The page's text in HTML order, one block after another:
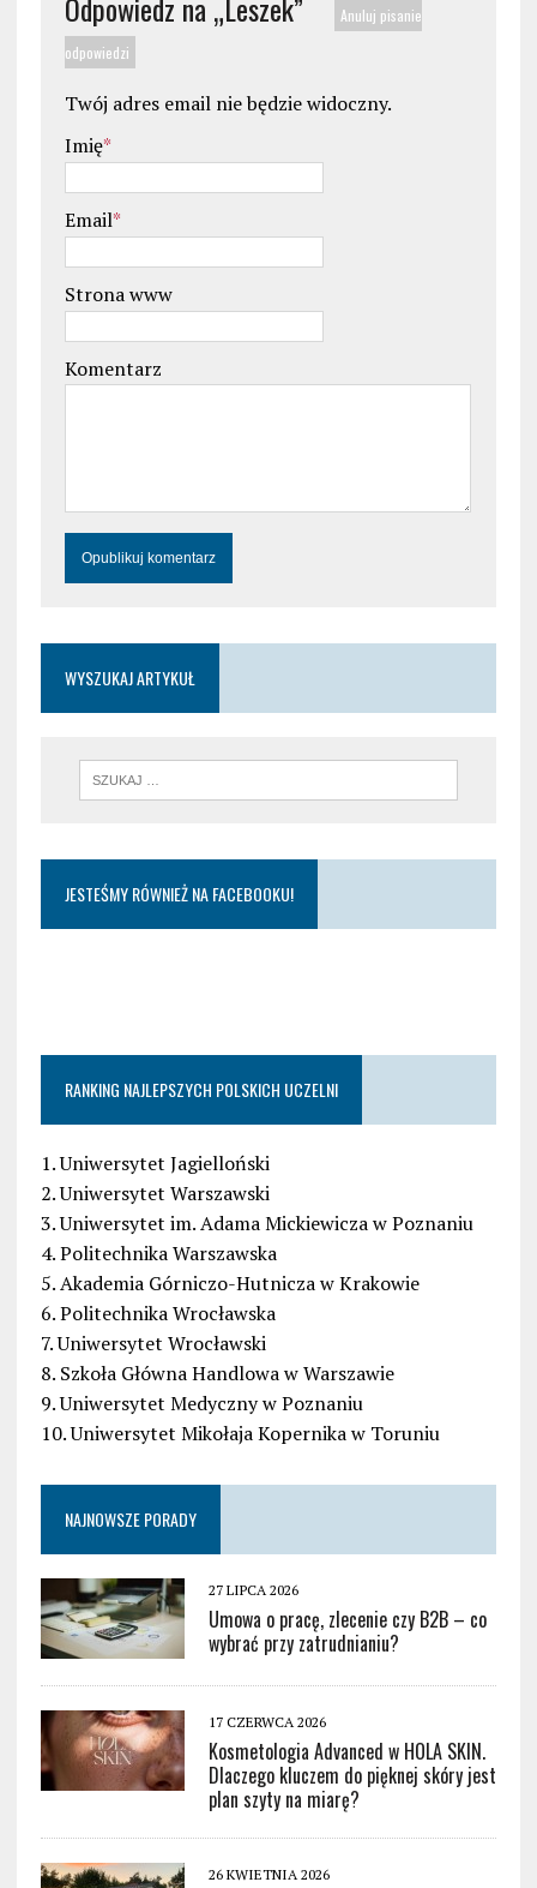
Anuluj pisanie
odpowiedzi
Twój adres email nie będzie widoczny.
Imię*
Email*
Strona www
Komentarz
WYSZUKAJ ARTYKUŁ
JESTEŚMY RÓWNIEŻ NA FACEBOOKU!
RANKING NAJLEPSZYCH POLSKICH UCZELNI
1. Uniwersytet Jagielloński
2. Uniwersytet Warszawski
3. Uniwersytet im. Adama Mickiewicza w Poznaniu
4. Politechnika Warszawska
5. Akademia Górniczo-Hutnicza w Krakowie
6. Politechnika Wrocławska
7. Uniwersytet Wrocławski
8. Szkoła Główna Handlowa w Warszawie
9. Uniwersytet Medyczny w Poznaniu
10. Uniwersytet Mikołaja Kopernika w Toruniu
NAJNOWSZE PORADY
27 LIPCA 2026
Umowa o pracę, zlecenie czy B2B – co
wybrać przy zatrudnianiu?
17 CZERWCA 2026
Kosmetologia Advanced w HOLA SKIN.
Dlaczego kluczem do pięknej skóry jest
plan szyty na miarę?
26 KWIETNIA 2026